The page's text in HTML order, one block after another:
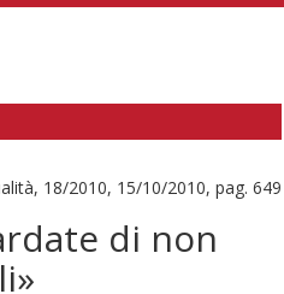
18/2010, 15/10/2010, pag. 649
di non